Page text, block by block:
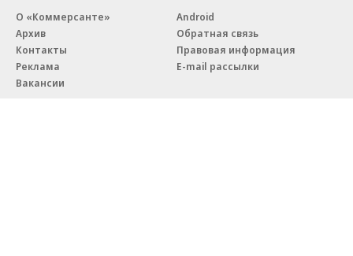
О «Коммерсанте»
Архив
Контакты
Реклама
Вакансии
Android
Обратная связь
Правовая информация
E-mail рассылки